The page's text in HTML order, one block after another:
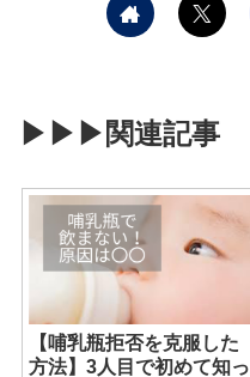
▶︎▶︎▶︎関連記事
【哺乳瓶拒否を克服した
方法】3人目で初めて知っ